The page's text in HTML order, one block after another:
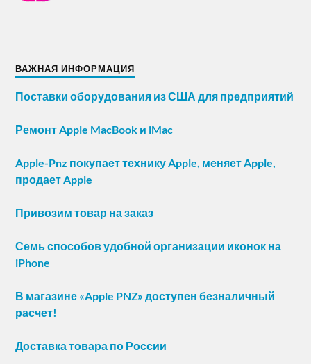
ВАЖНАЯ ИНФОРМАЦИЯ
Поставки оборудования из США для предприятий
Ремонт Apple MacBook и iMac
Apple-Pnz покупает технику Apple, меняет Apple,
продает Apple
Привозим товар на заказ
Семь способов удобной организации иконок на
iPhone
В магазине «Apple PNZ» доступен безналичный
расчет!
Доставка товара по России